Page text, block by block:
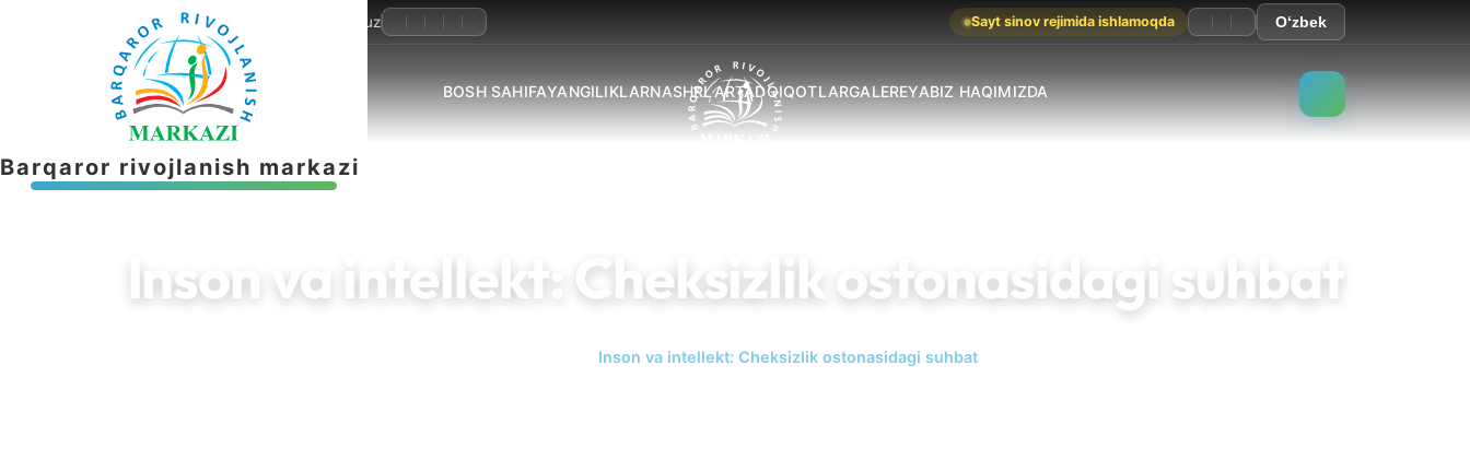
Barqaror rivojlanish markazi
+998-55-503-32-22 info@brmnnt.uz Sayt sinov rejimida ishlamoqda O‘zbek
BOSH SAHIFAYANGILIKLARNASHRLARTADQIQOTLARGALEREYABIZ HAQIMIZDA
Inson va intellekt: Cheksizlik ostonasidagi suhbat
Inson va intellekt: Cheksizlik ostonasidagi suhbat